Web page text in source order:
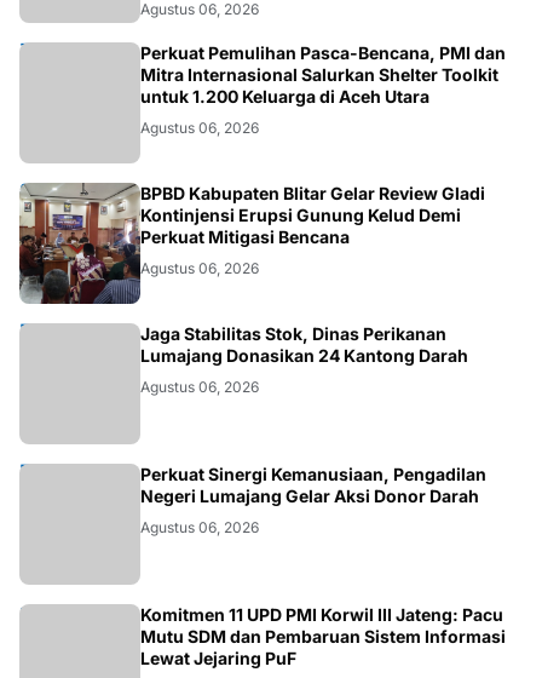
Agustus 06, 2026
ACEH
Perkuat Pemulihan Pasca-Bencana, PMI dan
Mitra Internasional Salurkan Shelter Toolkit
untuk 1.200 Keluarga di Aceh Utara
Agustus 06, 2026
BLITAR
BPBD Kabupaten Blitar Gelar Review Gladi
Kontinjensi Erupsi Gunung Kelud Demi
Perkuat Mitigasi Bencana
Agustus 06, 2026
Jaga Stabilitas Stok, Dinas Perikanan
Lumajang Donasikan 24 Kantong Darah
Agustus 06, 2026
Perkuat Sinergi Kemanusiaan, Pengadilan
Negeri Lumajang Gelar Aksi Donor Darah
Agustus 06, 2026
Komitmen 11 UPD PMI Korwil III Jateng: Pacu
Mutu SDM dan Pembaruan Sistem Informasi
Lewat Jejaring PuF